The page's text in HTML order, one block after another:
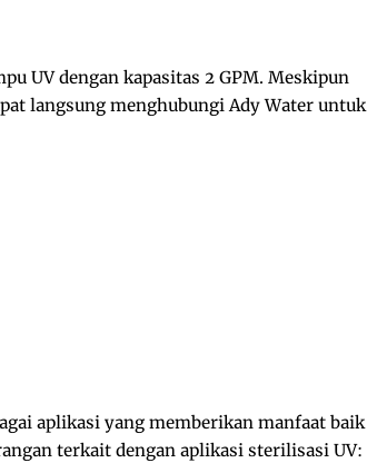
UV dengan kapasitas 2 GPM. Meskipun
langsung menghubungi Ady Water untuk
aplikasi yang memberikan manfaat baik
terkait dengan aplikasi sterilisasi UV: